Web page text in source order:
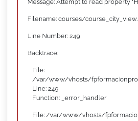
Message: Attempt to read property
Filename: courses/
Line Number: 249
Backtrace:
File:
/var/www/vhosts/
Line: 249
Function: _error_handler
File: /var/www/vhosts/